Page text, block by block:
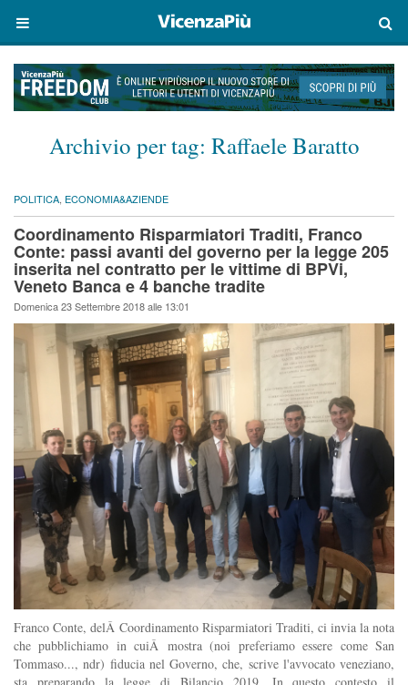
Archivio per tag: Raffaele Baratto
POLITICA, ECONOMIA&AZIENDE
Coordinamento Risparmiatori Traditi, Franco
Conte: passi avanti del governo per la legge 205
inserita nel contratto per le vittime di BPVi,
Veneto Banca e 4 banche tradite
Domenica 23 Settembre 2018 alle 13:01
Franco Conte, delÂ Coordinamento Risparmiatori Traditi, ci invia la nota
che pubblichiamo in cuiÂ mostra (noi preferiamo essere come San
Tommaso..., ndr) fiducia nel Governo, che, scrive l'avvocato veneziano,